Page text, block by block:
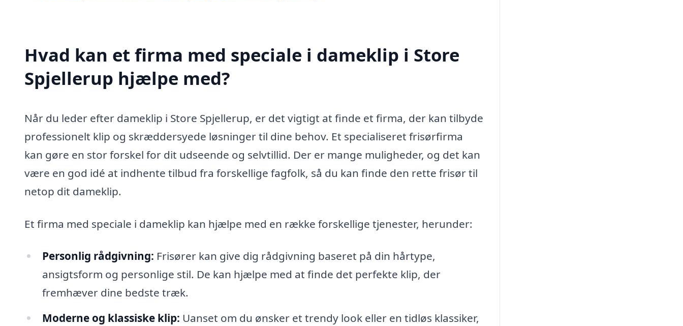
Hvad kan et firma med speciale i dameklip i Store
Spjellerup hjælpe med?
Når du leder efter dameklip i Store Spjellerup, er det vigtigt at finde et firma, der kan tilbyde
professionelt klip og skræddersyede løsninger til dine behov. Et specialiseret frisørfirma
kan gøre en stor forskel for dit udseende og selvtillid. Der er mange muligheder, og det kan
være en god idé at indhente tilbud fra forskellige fagfolk, så du kan finde den rette frisør til
netop dit dameklip.
Et firma med speciale i dameklip kan hjælpe med en række forskellige tjenester, herunder:
Personlig rådgivning: Frisører kan give dig rådgivning baseret på din hårtype,
ansigtsform og personlige stil. De kan hjælpe med at finde det perfekte klip, der
fremhæver dine bedste træk.
Moderne og klassiske klip: Uanset om du ønsker et trendy look eller en tidløs klassiker,